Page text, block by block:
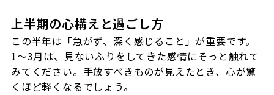
上半期の心構えと過ごし方
この半年は「急がず、深く感じること」が重要です。
1〜3月は、見ないふりをしてきた感情にそっと触れて
みてください。手放すべきものが見えたとき、心が驚
くほど軽くなるでしょう。